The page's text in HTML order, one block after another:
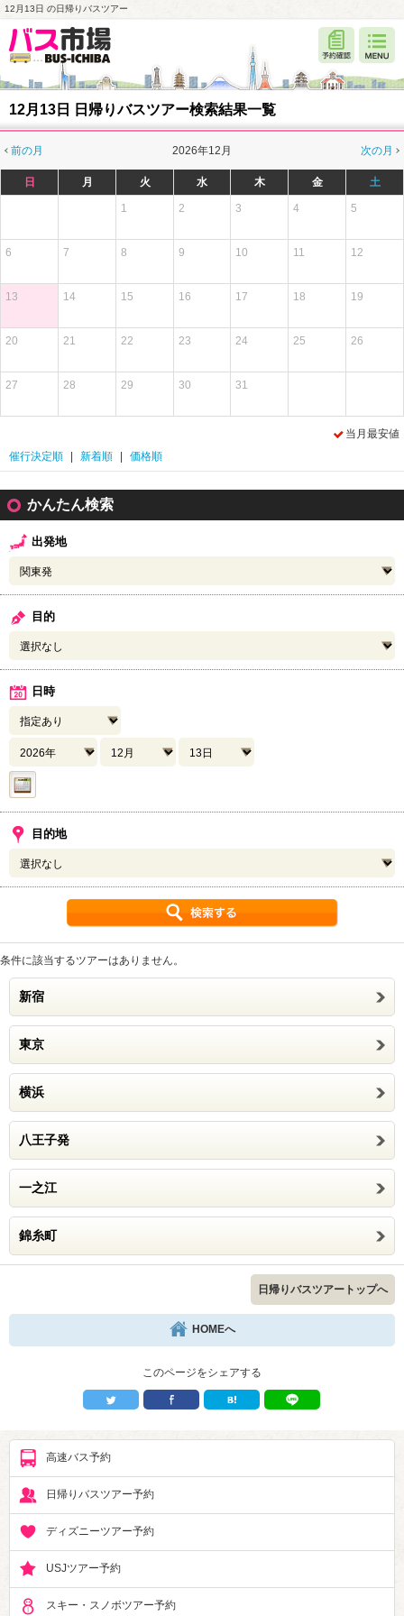
12月13日 の日帰りバスツアー
12月13日 日帰りバスツアー検索結果一覧
前の月 次の月
2026年12月
日 月 火 水 木 金 土
1 2 3 4 5
6 7 8 9 10 11 12
13 14 15 16 17 18 19
20 21 22 23 24 25 26
27 28 29 30 31
当月最安値
催行決定順
新着順 価格順
かんたん検索
出発地
目的
日時
目的地
条件に該当するツアーはありません。
新宿
東京
横浜
八王子発
一之江
錦糸町
日帰りバスツアートップへ
HOMEへ
このページをシェアする
高速バス予約
日帰りバスツアー予約
ディズニーツアー予約
USJツアー予約
スキー・スノボツアー予約